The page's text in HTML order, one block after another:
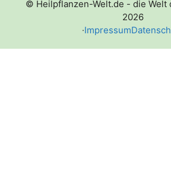
© Heilpflanzen-Welt.de - die Welt
2026
·Impressum